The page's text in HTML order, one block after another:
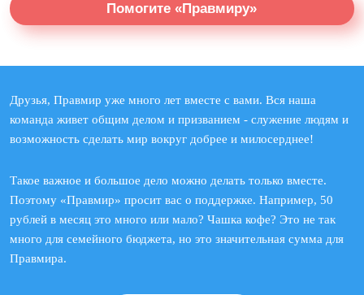
Помогите «Правмиру»
Друзья, Правмир уже много лет вместе с вами. Вся наша
команда живет общим делом и призванием - служение людям и
возможность сделать мир вокруг добрее и милосерднее!
Такое важное и большое дело можно делать только вместе.
Поэтому «Правмир» просит вас о поддержке. Например, 50
рублей в месяц это много или мало? Чашка кофе? Это не так
много для семейного бюджета, но это значительная сумма для
Правмира.